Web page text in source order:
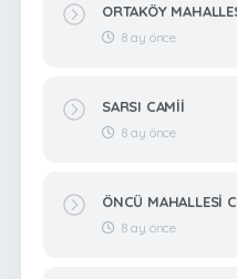
ORTAKÖY
8 ay önce
SARSI CAMİİ
8 ay önce
ÖNCÜ MAHALLESİ
8 ay önce